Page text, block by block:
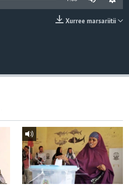
Xurree marsariitii